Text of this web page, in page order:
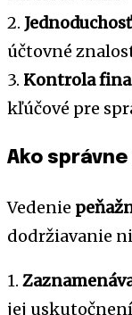
2. Jednoduchosť
účtovné
3. Kontrola
kľúčové pre
Ako
Vedenie
dodržiavanie
1.
jej